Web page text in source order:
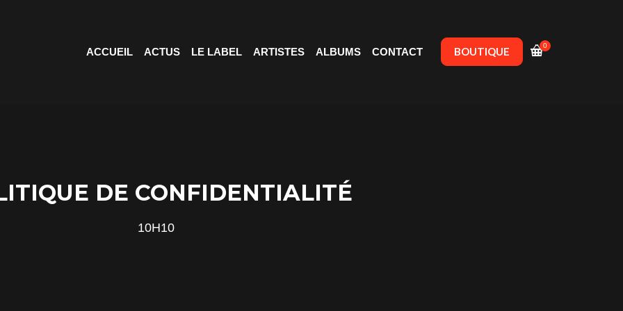
ACCUEIL ACTUS LE LABEL ARTISTES ALBUMS CONTACT BOUTIQUE 0
DE CONFIDENTIALITÉ
10H10